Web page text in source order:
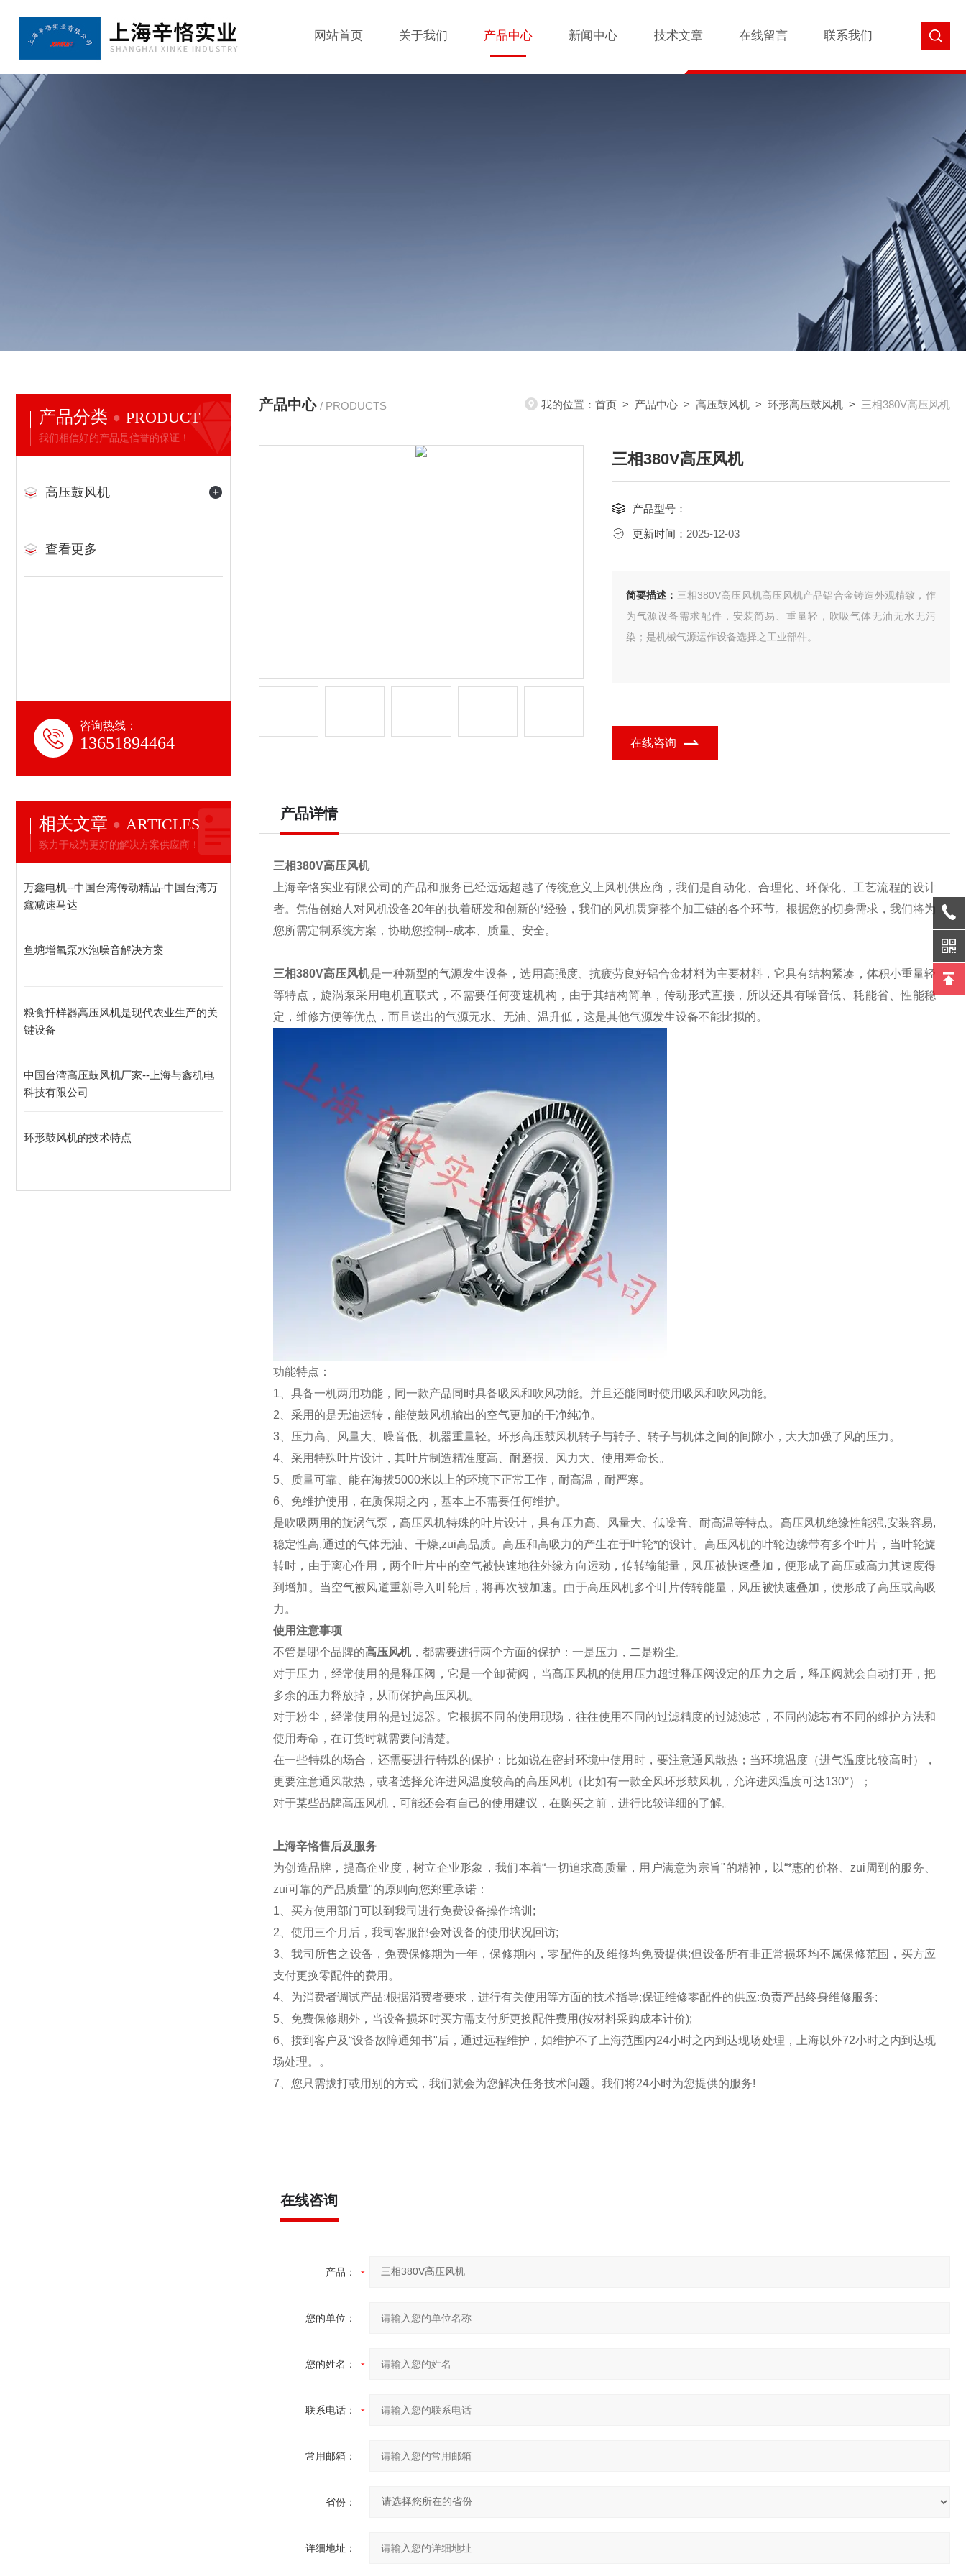
网站首页 关于我们 产品中心 新闻中心 技术文章 在线留言 联系我们
产品分类 PRODUCT
我们相信好的产品是信誉的保证！
高压鼓风机
查看更多
咨询热线：
13651894464
相关文章 ARTICLES
致力于成为更好的解决方案供应商！
万鑫电机--中国台湾传动精品-中国台湾万
鑫减速马达
鱼塘增氧泵水泡噪音解决方案
粮食扦样器高压风机是现代农业生产的关
键设备
中国台湾高压鼓风机厂家--上海与鑫机电
科技有限公司
环形鼓风机的技术特点
产品中心 / PRODUCTS 我的位置： 首页 > 产品中心 > 高压鼓风机 > 环形高压鼓风机 > 三相380V高压风机
三相380V高压风机
产品型号：
更新时间： 2025-12-03
简要描述： 三相380V高压风机高压风机产品铝合金铸造外观精致，作
为气源设备需求配件，安装简易、重量轻，吹吸气体无油无水无污
染；是机械气源运作设备选择之工业部件。
在线咨询
产品详情
三相380V高压风机
上海辛恪实业有限公司的产品和服务已经远远超越了传统意义上风机供应商，我们是自动化、合理化、环保化、工艺流程的设计
者。凭借创始人对风机设备20年的执着研发和创新的*经验，我们的风机贯穿整个加工链的各个环节。根据您的切身需求，我们将为
您所需定制系统方案，协助您控制--成本、质量、安全。
三相380V高压风机是一种新型的气源发生设备，选用高强度、抗疲劳良好铝合金材料为主要材料，它具有结构紧凑，体积小重量轻
等特点，旋涡泵采用电机直联式，不需要任何变速机构，由于其结构简单，传动形式直接，所以还具有噪音低、耗能省、性能稳
定，维修方便等优点，而且送出的气源无水、无油、温升低，这是其他气源发生设备不能比拟的。
功能特点：
1、具备一机两用功能，同一款产品同时具备吸风和吹风功能。并且还能同时使用吸风和吹风功能。
2、采用的是无油运转，能使鼓风机输出的空气更加的干净纯净。
3、压力高、风量大、噪音低、机器重量轻。环形高压鼓风机转子与转子、转子与机体之间的间隙小，大大加强了风的压力。
4、采用特殊叶片设计，其叶片制造精准度高、耐磨损、风力大、使用寿命长。
5、质量可靠、能在海拔5000米以上的环境下正常工作，耐高温，耐严寒。
6、免维护使用，在质保期之内，基本上不需要任何维护。
是吹吸两用的旋涡气泵，高压风机特殊的叶片设计，具有压力高、风量大、低噪音、耐高温等特点。高压风机绝缘性能强,安装容易,
稳定性高,通过的气体无油、干燥,zui高品质。高压和高吸力的产生在于叶轮*的设计。高压风机的叶轮边缘带有多个叶片，当叶轮旋
转时，由于离心作用，两个叶片中的空气被快速地往外缘方向运动，传转输能量，风压被快速叠加，便形成了高压或高力其速度得
到增加。当空气被风道重新导入叶轮后，将再次被加速。由于高压风机多个叶片传转能量，风压被快速叠加，便形成了高压或高吸
力。
使用注意事项
不管是哪个品牌的高压风机，都需要进行两个方面的保护：一是压力，二是粉尘。
对于压力，经常使用的是释压阀，它是一个卸荷阀，当高压风机的使用压力超过释压阀设定的压力之后，释压阀就会自动打开，把
多余的压力释放掉，从而保护高压风机。
对于粉尘，经常使用的是过滤器。它根据不同的使用现场，往往使用不同的过滤精度的过滤滤芯，不同的滤芯有不同的维护方法和
使用寿命，在订货时就需要问清楚。
在一些特殊的场合，还需要进行特殊的保护：比如说在密封环境中使用时，要注意通风散热；当环境温度（进气温度比较高时），
更要注意通风散热，或者选择允许进风温度较高的高压风机（比如有一款全风环形鼓风机，允许进风温度可达130°）；
对于某些品牌高压风机，可能还会有自己的使用建议，在购买之前，进行比较详细的了解。
上海辛恪售后及服务
为创造品牌，提高企业度，树立企业形象，我们本着“一切追求高质量，用户满意为宗旨"的精神，以“*惠的价格、zui周到的服务、
zui可靠的产品质量"的原则向您郑重承诺：
1、买方使用部门可以到我司进行免费设备操作培训;
2、使用三个月后，我司客服部会对设备的使用状况回访;
3、我司所售之设备，免费保修期为一年，保修期内，零配件的及维修均免费提供;但设备所有非正常损坏均不属保修范围，买方应
支付更换零配件的费用。
4、为消费者调试产品;根据消费者要求，进行有关使用等方面的技术指导;保证维修零配件的供应:负责产品终身维修服务;
5、免费保修期外，当设备损坏时买方需支付所更换配件费用(按材料采购成本计价);
6、接到客户及“设备故障通知书"后，通过远程维护，如维护不了上海范围内24小时之内到达现场处理，上海以外72小时之内到达现
场处理。。
7、您只需拔打或用别的方式，我们就会为您解决任务技术问题。我们将24小时为您提供的服务!
在线咨询
产品：
您的单位：
您的姓名：
联系电话：
常用邮箱：
省份：
详细地址：